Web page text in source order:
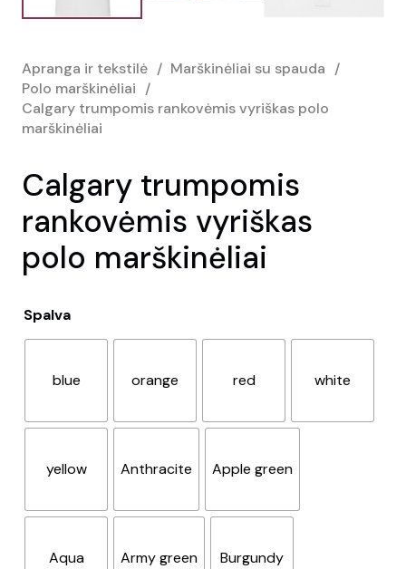
Apranga ir tekstilė / Marškinėliai su spauda /
Polo marškinėliai /
Calgary trumpomis rankovėmis vyriškas polo
marškinėliai
Calgary trumpomis
rankovėmis vyriškas
polo marškinėliai
Spalva
blue orange red white
yellow Anthracite Apple green
Aqua Army green Burgundy